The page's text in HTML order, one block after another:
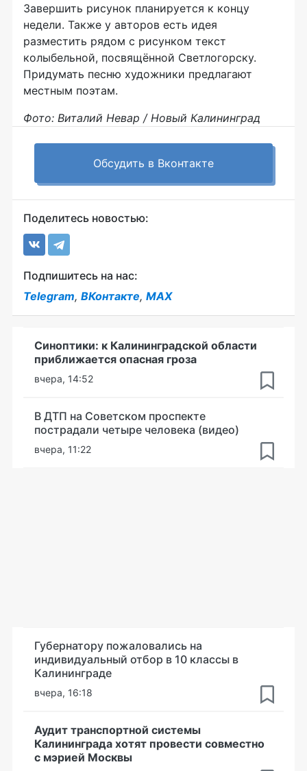
Завершить рисунок планируется к концу
недели. Также у авторов есть идея
разместить рядом с рисунком текст
колыбельной, посвящённой Светлогорску.
Придумать песню художники предлагают
местным поэтам.
Фото: Виталий Невар / Новый Калининград
Обсудить в Вконтакте
Поделитесь новостью:
Подпишитесь на нас:
Telegram, ВКонтакте, MAX
Синоптики: к Калининградской области
приближается опасная гроза
вчера, 14:52
В ДТП на Советском проспекте
пострадали четыре человека (видео)
вчера, 11:22
Губернатору пожаловались на
индивидуальный отбор в 10 классы в
Калининграде
вчера, 16:18
Аудит транспортной системы
Калининграда хотят провести совместно
с мэрией Москвы